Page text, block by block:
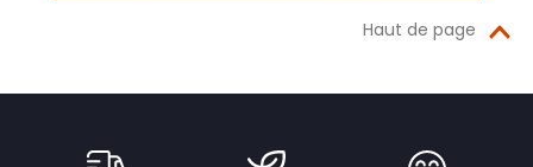
Haut de page